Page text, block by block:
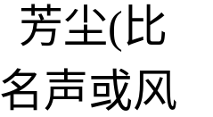
芳尘(比
声或风